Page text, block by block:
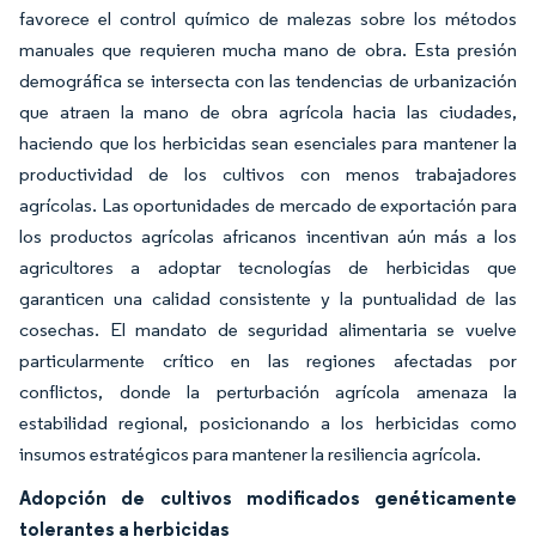
favorece el control químico de malezas sobre los métodos
manuales que requieren mucha mano de obra. Esta presión
demográfica se intersecta con las tendencias de urbanización
que atraen la mano de obra agrícola hacia las ciudades,
haciendo que los herbicidas sean esenciales para mantener la
productividad de los cultivos con menos trabajadores
agrícolas. Las oportunidades de mercado de exportación para
los productos agrícolas africanos incentivan aún más a los
agricultores a adoptar tecnologías de herbicidas que
garanticen una calidad consistente y la puntualidad de las
cosechas. El mandato de seguridad alimentaria se vuelve
particularmente crítico en las regiones afectadas por
conflictos, donde la perturbación agrícola amenaza la
estabilidad regional, posicionando a los herbicidas como
insumos estratégicos para mantener la resiliencia agrícola.
Adopción de cultivos modificados genéticamente
tolerantes a herbicidas